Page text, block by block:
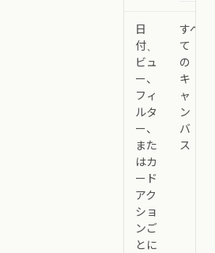
日
付、
ビュ
ー、
フィ
ルタ
ー、
また
はカ
ード
アク
ショ
ンご
とに
すべ
て
の
キ
ャ
ン
バ
ス